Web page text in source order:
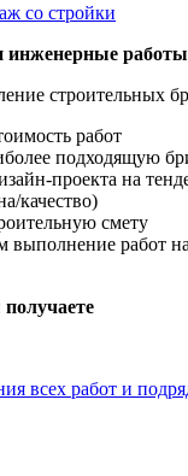
со стройки
инженерные работы
строительных
работ
подходящую
проекта на
качество)
смету
выполнение работ
всех работ и